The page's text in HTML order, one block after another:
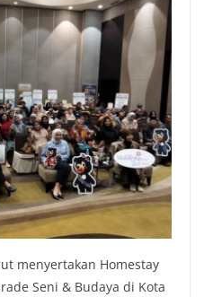
menyertakan Homestay
Seni & Budaya di Kota